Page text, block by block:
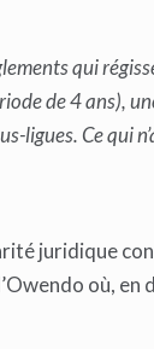
qui
de 4 ans),
ligues. Ce qui
juridique
où, en